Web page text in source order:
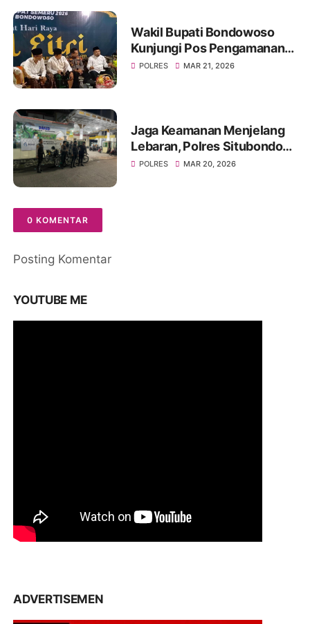
Wakil Bupati Bondowoso
Kunjungi Pos Pengamanan
Lebaran 2026
POLRES MAR 21, 2026
Jaga Keamanan Menjelang
Lebaran, Polres Situbondo
Intensifkan Patroli Sisir
POLRES MAR 20, 2026
0 KOMENTAR
Posting Komentar
YOUTUBE ME
ADVERTISEMEN